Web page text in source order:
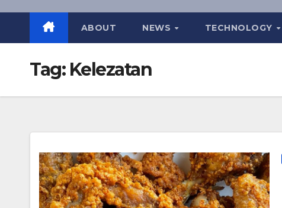
ABOUT NEWS TECHNOLOGY
Tag: Kelezatan